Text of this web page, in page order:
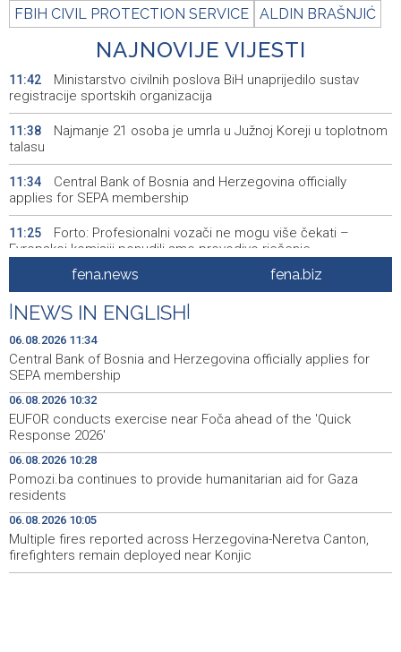
FBIH CIVIL PROTECTION SERVICE ALDIN BRAŠNJIĆ
NAJNOVIJE VIJESTI
11:42
Ministarstvo civilnih poslova BiH unaprijedilo sustav
registracije sportskih organizacija
11:38
Najmanje 21 osoba je umrla u Južnoj Koreji u toplotnom
talasu
11:34
Central Bank of Bosnia and Herzegovina officially
applies for SEPA membership
11:25
Forto: Profesionalni vozači ne mogu više čekati –
Evropskoj komisiji ponudili smo provodivo rješenje
Misija OSCE u BiH - Novinari moraju imati mogućnost da
svoj posao obavljaju slobodno i sigurno
11:18
U BiH nema slučajeva ciklosporijaze, epidemija i dalje
traje u SAD-u
Ulysses obilježava završetak "Kralja Leara" nakon 26
sezona
11:07
Sjeverna Koreja ispalila neidentifikovani projektil prema
moru
11:00
Sunčano i vruće narednih dana, u popodnevnim
satima izgledni lokalni pljuskovi
10:48
Dvije bivše iranske nogometašice 'ponosne' na
dobijanje australskog državljanstva
fena.news fena.biz
NEWS IN ENGLISH
06.08.2026 11:34
Central Bank of Bosnia and Herzegovina officially applies for
SEPA membership
06.08.2026 10:32
EUFOR conducts exercise near Foča ahead of the 'Quick
Response 2026'
06.08.2026 10:28
Pomozi.ba continues to provide humanitarian aid for Gaza
residents
06.08.2026 10:05
Multiple fires reported across Herzegovina-Neretva Canton,
firefighters remain deployed near Konjic